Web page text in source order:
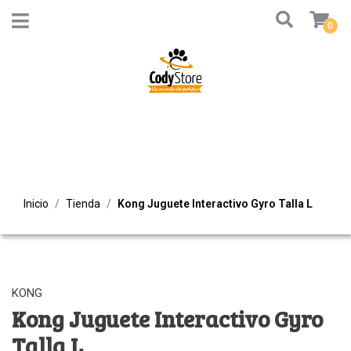
0
Inicio Tienda Kong Juguete Interactivo Gyro Talla L
KONG
Kong Juguete Interactivo Gyro